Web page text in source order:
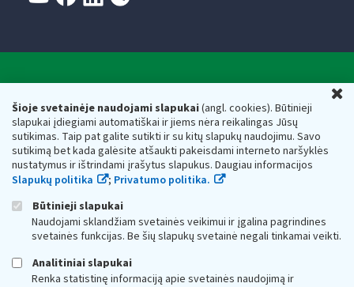
Šioje svetainėje naudojami slapukai(angl. cookies). Būtinieji
slapukai įdiegiami automatiškai ir jiems nėra reikalingas Jūsų
sutikimas. Taip pat galite sutikti ir su kitų slapukų naudojimu. Savo
sutikimą bet kada galėsite atšaukti pakeisdami interneto naršyklės
nustatymus ir ištrindami įrašytus slapukus. Daugiau informacijos
Slapukų politika
; Privatumo politika.
Būtinieji slapukai
Naudojami sklandžiam svetainės veikimui ir įgalina pagrindines
svetainės funkcijas. Be šių slapukų svetainė negali tinkamai veikti.
Analitiniai slapukai
Renka statistinę informaciją apie svetainės naudojimą ir
Valstybinė mokesčių inspekcija prie Lietuvos
Respublikos finansų ministerijos
Biudžetinė įstaiga. Juridinio asmens kodas — 188659752,
adresas: Vasario 16-osios g. 14, 01107 Vilnius, Lietuva, el.paštas:
vmi@vmi.lt , E. pristatymo dėžutės adresas 188659752
Duomenys apie Valstybinę mokesčių inspekciją prie Lietuvos
Respublikos finansų ministerijos kaupiami ir saugomi Juridinių